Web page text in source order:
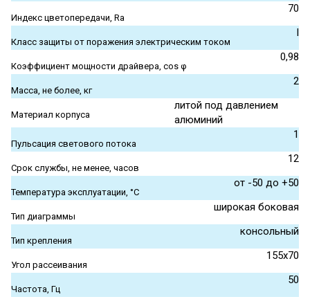
Индекс цветопередачи, Ra
70
Класс защиты от поражения электрическим током
I
Коэффициент мощности драйвера, cos φ
0,98
Масса, не более, кг
2
Материал корпуса
литой под давлением
алюминий
Пульсация светового потока
1
Срок службы, не менее, часов
12
Температура эксплуатации, °С
от -50 до +50
Тип диаграммы
широкая боковая
Тип крепления
консольный
Угол рассеивания
155x70
Частота, Гц
50